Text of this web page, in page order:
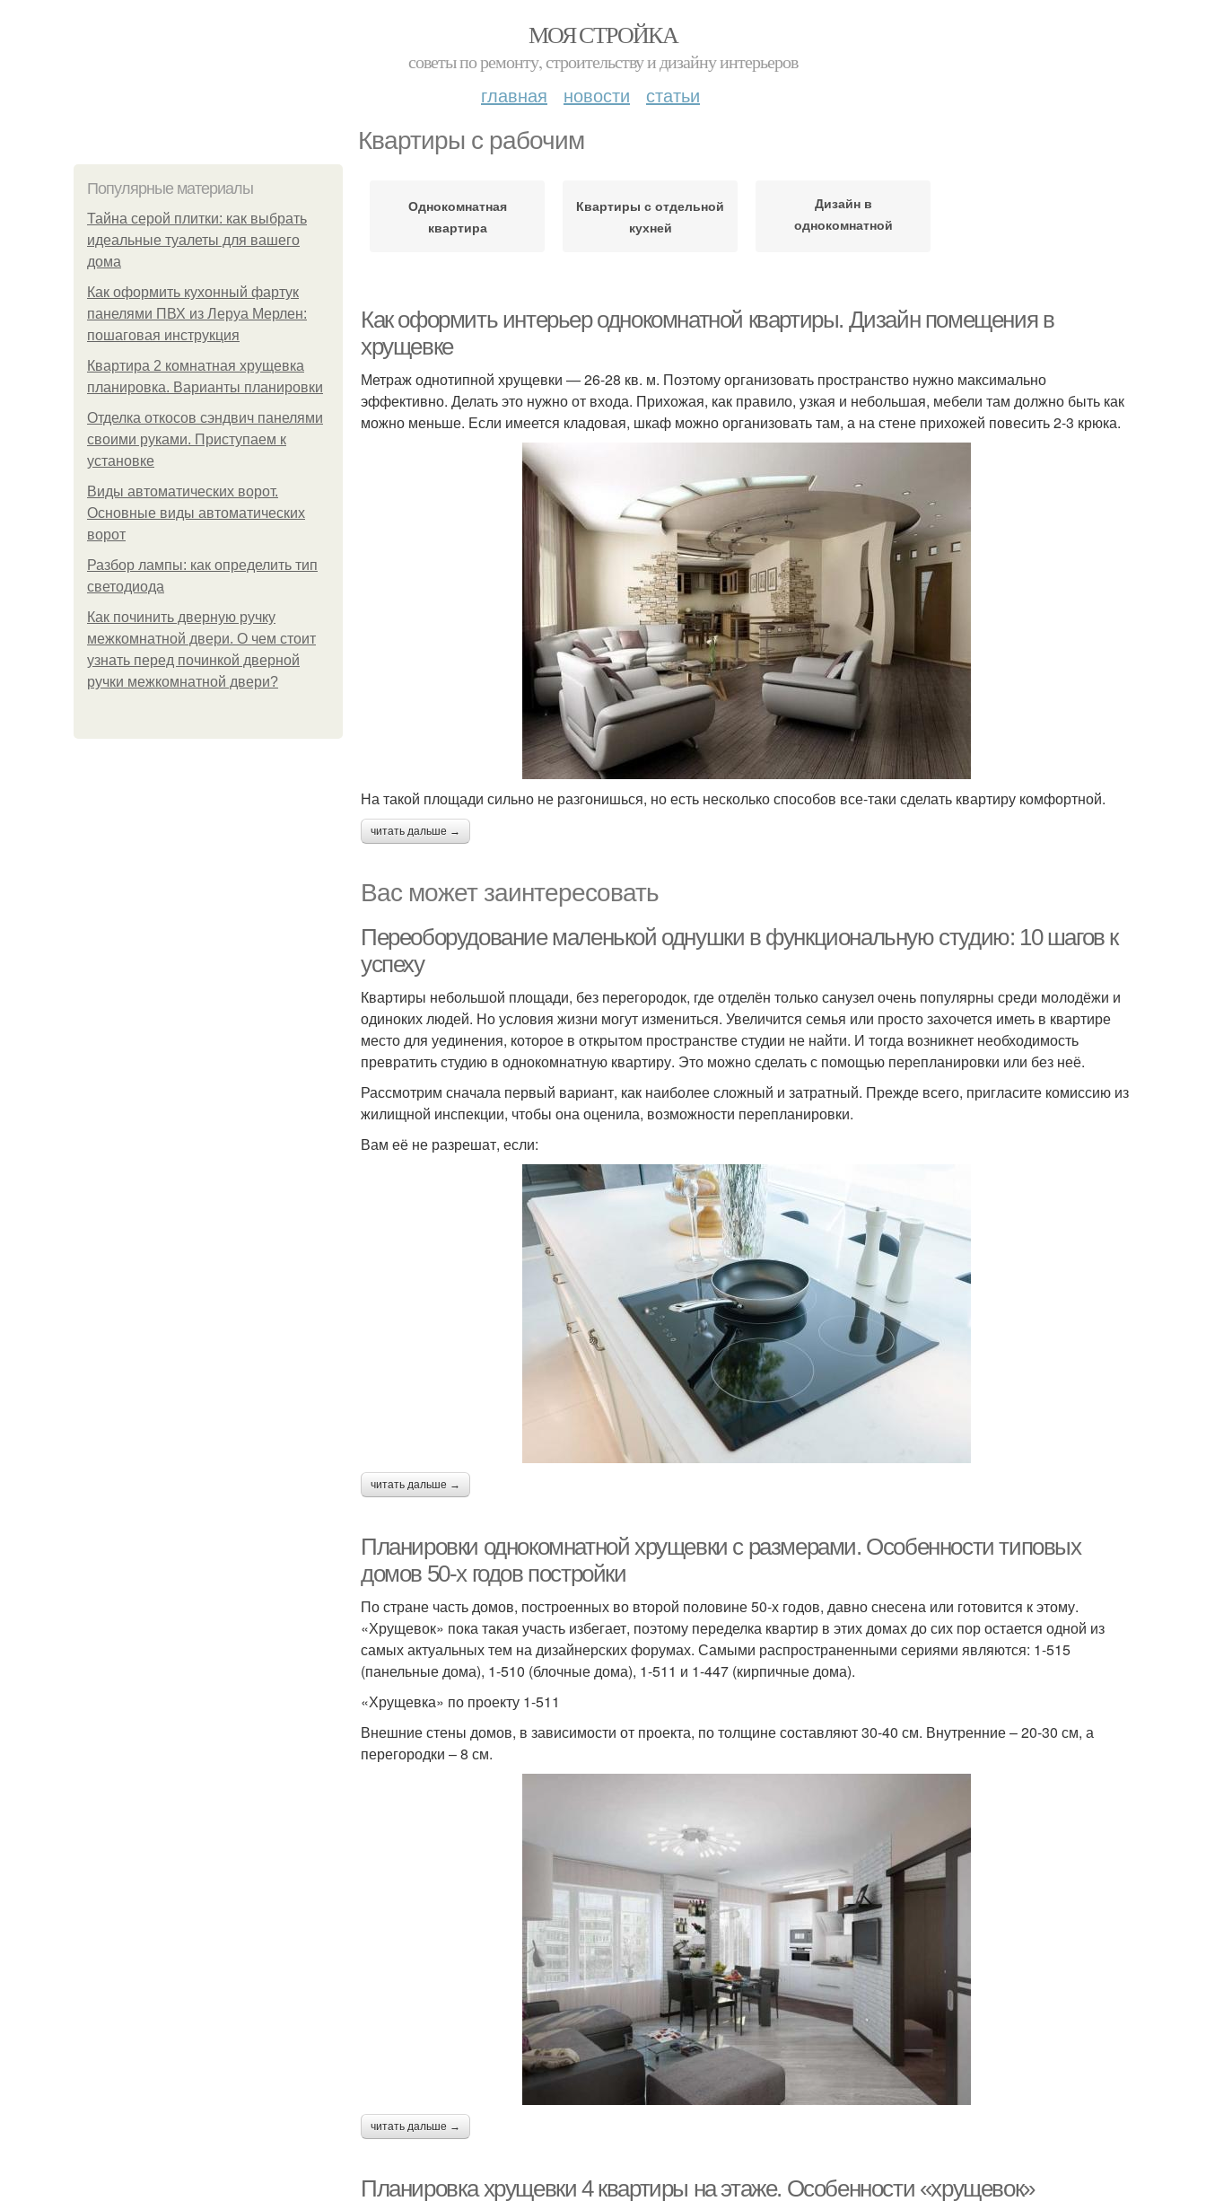
МОЯ СТРОЙКА
советы по ремонту, строительству и дизайну интерьеров
главная новости статьи
Квартиры с рабочим
Популярные материалы
Тайна серой плитки: как выбрать
идеальные туалеты для вашего
дома
Как оформить кухонный фартук
панелями ПВХ из Леруа Мерлен:
пошаговая инструкция
Квартира 2 комнатная хрущевка
планировка. Варианты планировки
Отделка откосов сэндвич панелями
своими руками. Приступаем к
установке
Виды автоматических ворот.
Основные виды автоматических
ворот
Разбор лампы: как определить тип
светодиода
Как починить дверную ручку
межкомнатной двери. О чем стоит
узнать перед починкой дверной
ручки межкомнатной двери?
Однокомнатная
квартира
Квартиры с отдельной
кухней
Дизайн в
однокомнатной
Как оформить интерьер однокомнатной квартиры. Дизайн помещения в
хрущевке
Метраж однотипной хрущевки — 26-28 кв. м. Поэтому организовать пространство нужно максимально
эффективно. Делать это нужно от входа. Прихожая, как правило, узкая и небольшая, мебели там должно быть как
можно меньше. Если имеется кладовая, шкаф можно организовать там, а на стене прихожей повесить 2-3 крюка.
На такой площади сильно не разгонишься, но есть несколько способов все-таки сделать квартиру комфортной.
читать дальше →
Вас может заинтересовать
Переоборудование маленькой однушки в функциональную студию: 10 шагов к
успеху
Квартиры небольшой площади, без перегородок, где отделён только санузел очень популярны среди молодёжи и
одиноких людей. Но условия жизни могут измениться. Увеличится семья или просто захочется иметь в квартире
место для уединения, которое в открытом пространстве студии не найти. И тогда возникнет необходимость
превратить студию в однокомнатную квартиру. Это можно сделать с помощью перепланировки или без неё.
Рассмотрим сначала первый вариант, как наиболее сложный и затратный. Прежде всего, пригласите комиссию из
жилищной инспекции, чтобы она оценила, возможности перепланировки.
Вам её не разрешат, если:
читать дальше →
Планировки однокомнатной хрущевки с размерами. Особенности типовых
домов 50-х годов постройки
По стране часть домов, построенных во второй половине 50-х годов, давно снесена или готовится к этому.
«Хрущевок» пока такая участь избегает, поэтому переделка квартир в этих домах до сих пор остается одной из
самых актуальных тем на дизайнерских форумах. Самыми распространенными сериями являются: 1-515
(панельные дома), 1-510 (блочные дома), 1-511 и 1-447 (кирпичные дома).
«Хрущевка» по проекту 1-511
Внешние стены домов, в зависимости от проекта, по толщине составляют 30-40 см. Внутренние – 20-30 см, а
перегородки – 8 см.
читать дальше →
Планировка хрущевки 4 квартиры на этаже. Особенности «хрущевок»